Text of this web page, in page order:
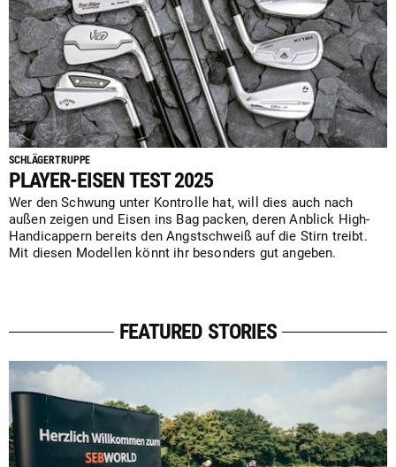
SCHLÄGERTRUPPE
PLAYER-EISEN TEST 2025
Wer den Schwung unter Kontrolle hat, will dies auch nach
außen zeigen und Eisen ins Bag packen, deren Anblick High-
Handicappern bereits den Angstschweiß auf die Stirn treibt.
Mit diesen Modellen könnt ihr besonders gut angeben.
FEATURED STORIES